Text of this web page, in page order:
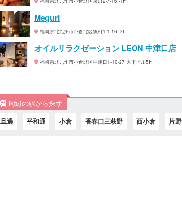
Meguri
福岡県北九州市小倉北区魚町1-1-16 -2F
オイルリラクゼーション LEON 中津口店
福岡県北九州市小倉北区中津口1-10-27 大下ビル5F
周辺の駅から探す
旦過 平和通 小倉 香春口三萩野 西小倉 片野